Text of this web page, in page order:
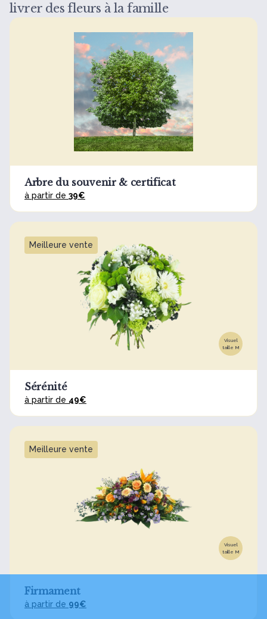
livrer des fleurs à la famille
Arbre du souvenir & certificat
à partir de 39€
Meilleure vente
Visuel
taille M
Sérénité
à partir de 49€
Meilleure vente
Visuel
taille M
Firmament
à partir de 99€